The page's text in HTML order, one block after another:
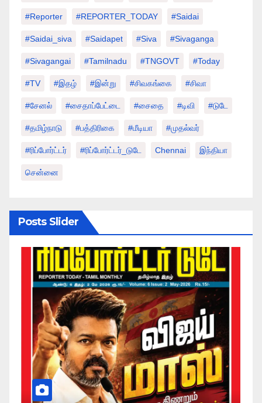
#Reporter #REPORTER_TODAY #saidai
#saidai_siva #saidapet #Siva #Sivaganga
#sivagangai #tamilnadu #TNGOVT #today
#TV #இதழ் #இன்று #சிவகங்கை #சிவா
#சேனல் #சைதாப்பேட்டை #சைதை #டிவி #டுடே
#தமிழ்நாடு #பத்திரிகை #மீடியா #முதல்வர்
#ரிப்போர்ட்டர் #ரிப்போர்ட்டர்_டுடே Chennai இந்தியா
சென்னை
Posts Slider